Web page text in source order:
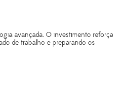
avançada. O investimento reforça
de trabalho e preparando os